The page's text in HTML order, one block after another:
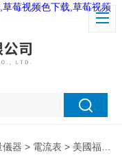
莓视频色下载,草莓视频
儀器 > 電流表 > 美國福祿克Fluke374交直流電流表